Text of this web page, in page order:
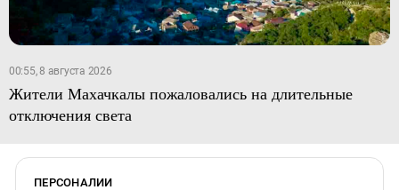
00:55, 8 августа 2026
Жители Махачкалы пожаловались на длительные
отключения света
ПЕРСОНАЛИИ